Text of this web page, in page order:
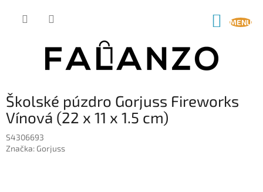
Školské púzdro Gorjuss Fireworks
Vínová (22 x 11 x 1.5 cm)
S4306693
Značka: Gorjuss